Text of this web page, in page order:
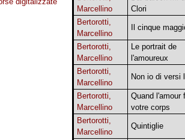
Marcellino
Clori
Bertorotti,
Marcellino
Il cinque
Bertorotti,
Marcellino
Le portrait de
l'amoureux
Bertorotti,
Marcellino
Non io di versi
Bertorotti,
Marcellino
Quand l'amour
votre corps
Bertorotti,
Marcellino
Quintiglie